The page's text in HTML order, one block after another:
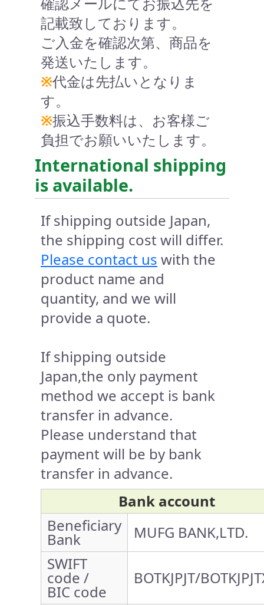
記載致しております。
ご入金を確認次第、商品を
発送いたします。
※代金は先払いとなりま
す。
※振込手数料は、お客様ご
負担でお願いいたします。
International shipping
is available.
If shipping outside Japan,
the shipping cost will differ.
Please contact us with the
product name and
quantity, and we will
provide a quote.
If shipping outside
Japan,the only payment
method we accept is bank
transfer in advance.
Please understand that
payment will be by bank
transfer in advance.
Bank account
Beneficiary
Bank
MUFG BANK,LTD.
SWIFT
code /
BIC code
BOTKJPJT/